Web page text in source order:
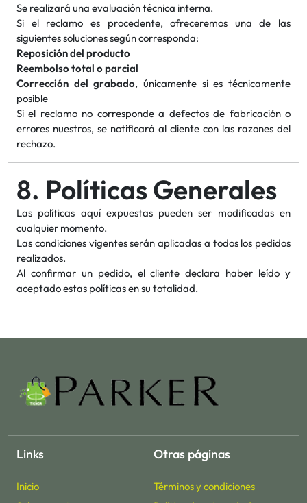
Se realizará una evaluación técnica interna.
Si el reclamo es procedente, ofreceremos una de las
siguientes soluciones según corresponda:
Reposición del producto
Reembolso total o parcial
Corrección del grabado, únicamente si es técnicamente
posible
Si el reclamo no corresponde a defectos de fabricación o
errores nuestros, se notificará al cliente con las razones del
rechazo.
8. Políticas Generales
Las políticas aquí expuestas pueden ser modificadas en
cualquier momento.
Las condiciones vigentes serán aplicadas a todos los pedidos
realizados.
Al confirmar un pedido, el cliente declara haber leído y
aceptado estas políticas en su totalidad.
Links
Inicio
Otras páginas
Términos y condiciones